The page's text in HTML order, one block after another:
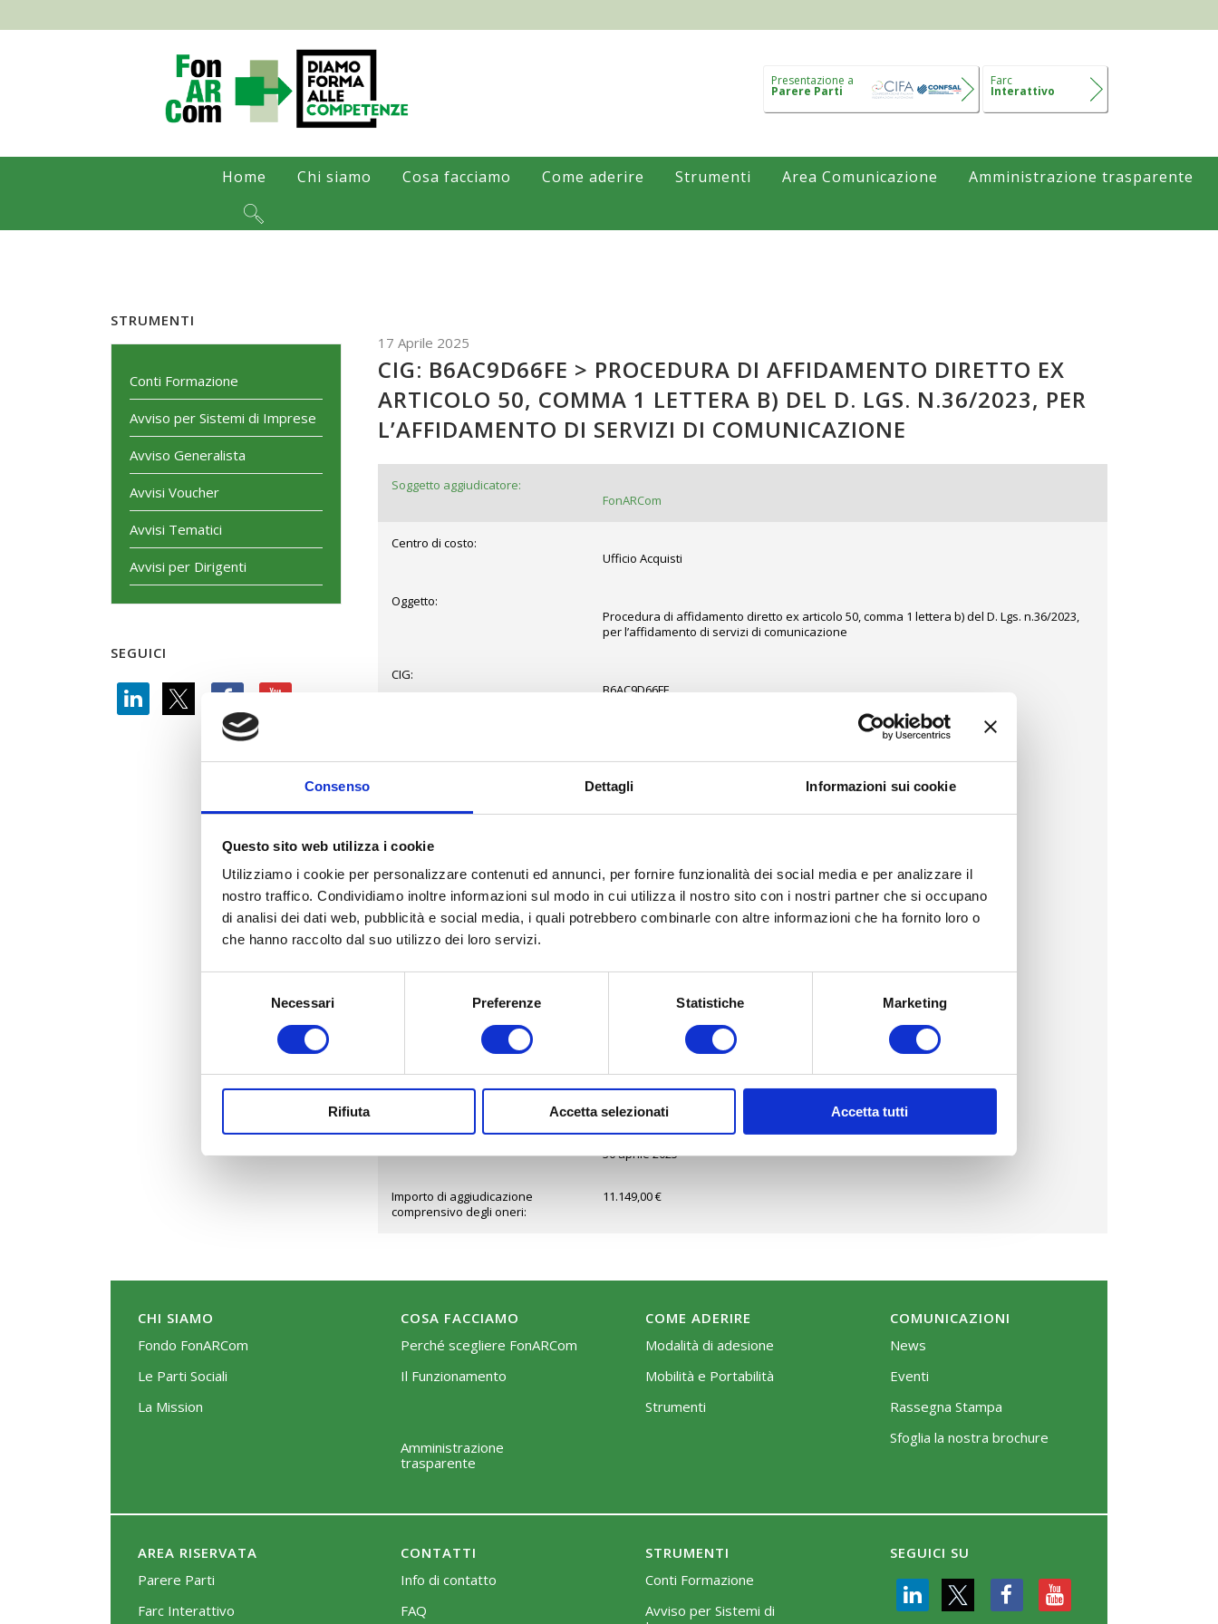
Consenso Dettagli Informazioni sui cookie
Questo sito web utilizza i cookie
Utilizziamo i cookie per personalizzare contenuti ed annunci, per fornire funzionalità dei social media e per analizzare il
nostro traffico. Condividiamo inoltre informazioni sul modo in cui utilizza il nostro sito con i nostri partner che si occupano
di analisi dei dati web, pubblicità e social media, i quali potrebbero combinarle con altre informazioni che ha fornito loro o
che hanno raccolto dal suo utilizzo dei loro servizi.
Necessari Preferenze Statistiche Marketing
Rifiuta Accetta selezionati Accetta tutti
Presentazione a
Parere Parti
Farc
Interattivo
Home Chi siamo Cosa facciamo Come aderire Strumenti Area Comunicazione Amministrazione trasparente
STRUMENTI
Conti Formazione
Avviso per Sistemi di Imprese
Avviso Generalista
Avvisi Voucher
Avvisi Tematici
Avvisi per Dirigenti
SEGUICI
17 Aprile 2025
CIG: B6AC9D66FE > PROCEDURA DI AFFIDAMENTO DIRETTO EX
ARTICOLO 50, COMMA 1 LETTERA B) DEL D. LGS. N.36/2023, PER
L’AFFIDAMENTO DI SERVIZI DI COMUNICAZIONE
Soggetto aggiudicatore:
FonARCom
Centro di costo:
Ufficio Acquisti
Oggetto:
Procedura di affidamento diretto ex articolo 50, comma 1 lettera b) del D. Lgs. n.36/2023,
per l’affidamento di servizi di comunicazione
CIG:
B6AC9D66FE
Modalità di espletamento della
Data inizio partecipazione:
17 aprile 2025 14:25:18
Aggiudicatario:
ADNKRONOS S.P.A. UNIPERSONALE
Data di aggiudicazione:
30 aprile 2025
Importo di aggiudicazione
comprensivo degli oneri:
11.149,00 €
CHI SIAMO
Fondo FonARCom
Le Parti Sociali
La Mission
COSA FACCIAMO
Perché scegliere FonARCom
Il Funzionamento
Amministrazione
trasparente
COME ADERIRE
Modalità di adesione
Mobilità e Portabilità
Strumenti
COMUNICAZIONI
News
Eventi
Rassegna Stampa
Sfoglia la nostra brochure
AREA RISERVATA
Parere Parti
Farc Interattivo
CONTATTI
Info di contatto
FAQ
STRUMENTI
Conti Formazione
Avviso per Sistemi di
SEGUICI SU